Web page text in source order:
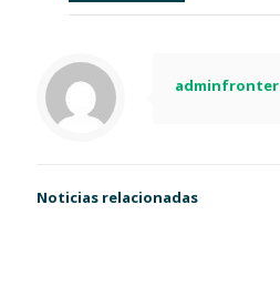
adminfronter
Noticias relacionadas